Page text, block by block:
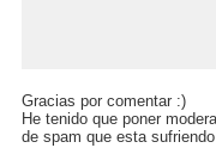
Gracias por comentar :)
He tenido que poner
de spam que esta